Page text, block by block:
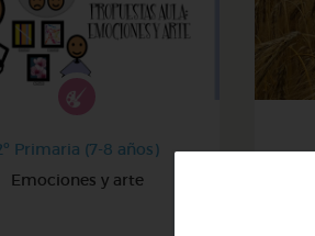
Primaria (7-8 años)
Emociones y arte